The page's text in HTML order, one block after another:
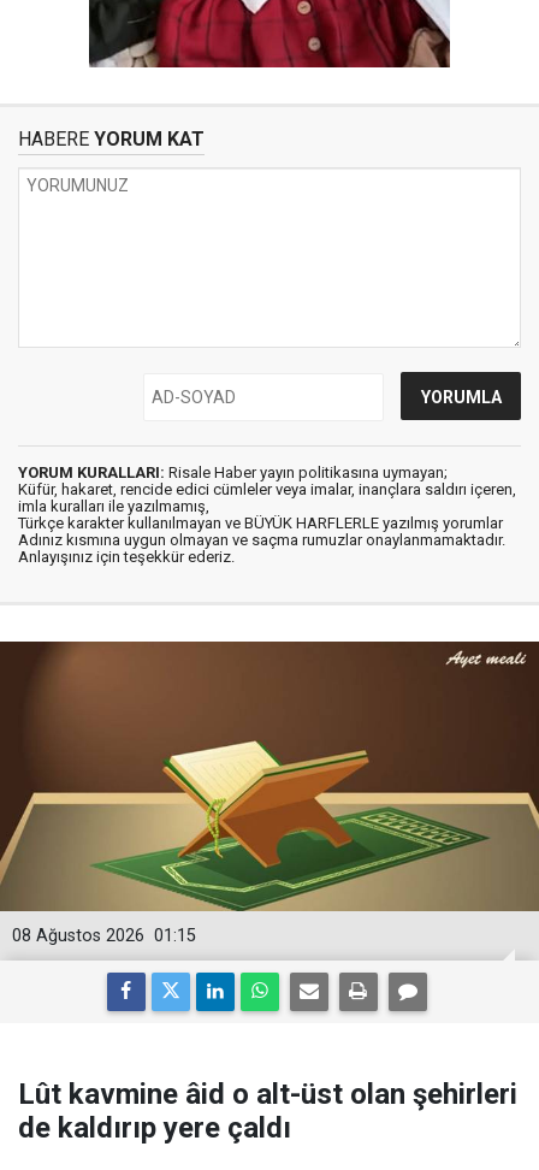
HABERE YORUM KAT
YORUM KURALLARI: Risale Haber yayın politikasına uymayan;
Küfür, hakaret, rencide edici cümleler veya imalar, inançlara saldırı içeren,
imla kuralları ile yazılmamış,
Türkçe karakter kullanılmayan ve BÜYÜK HARFLERLE yazılmış yorumlar
Adınız kısmına uygun olmayan ve saçma rumuzlar onaylanmamaktadır.
Anlayışınız için teşekkür ederiz.
01:15
08 Ağustos 2026
Lût kavmine âid o alt-üst olan şehirleri
de kaldırıp yere çaldı